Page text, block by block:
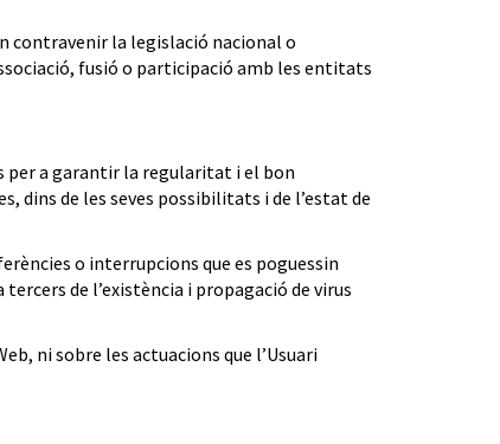
contravenir la legislació nacional o
fusió o participació amb les entitats
per a garantir la regularitat i el bon
dins de les seves possibilitats i de l’estat de
o interrupcions que es poguessin
tercers de l’existència i propagació de virus
ni sobre les actuacions que l’Usuari